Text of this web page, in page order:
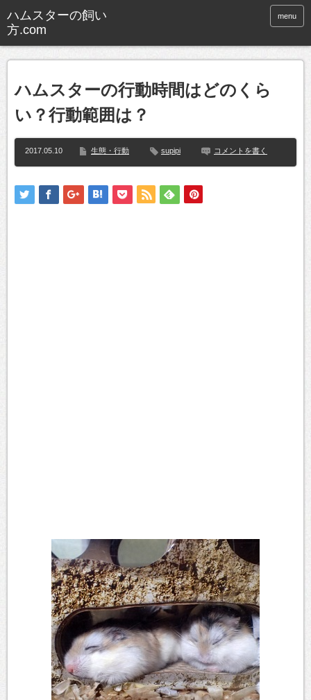
ハムスターの飼い
方.com
menu
ハムスターの行動時間はどのくら
い？行動範囲は？
2017.05.10 生態・行動 supipi コメントを書く